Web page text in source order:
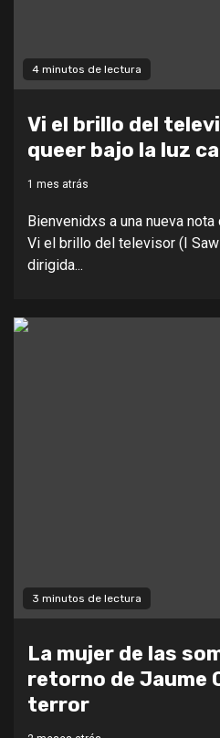
4 minutos de lectura
Vi el brillo del
queer bajo la luz
1 mes atrás
Bienvenidxs a una nueva
Vi el brillo del televisor (I Saw
dirigida...
3 minutos de lectura
La mujer de las
retorno de Jaume
terror